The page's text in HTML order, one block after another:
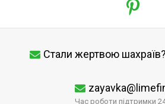
Стали жертвою
Час роботи підтримки